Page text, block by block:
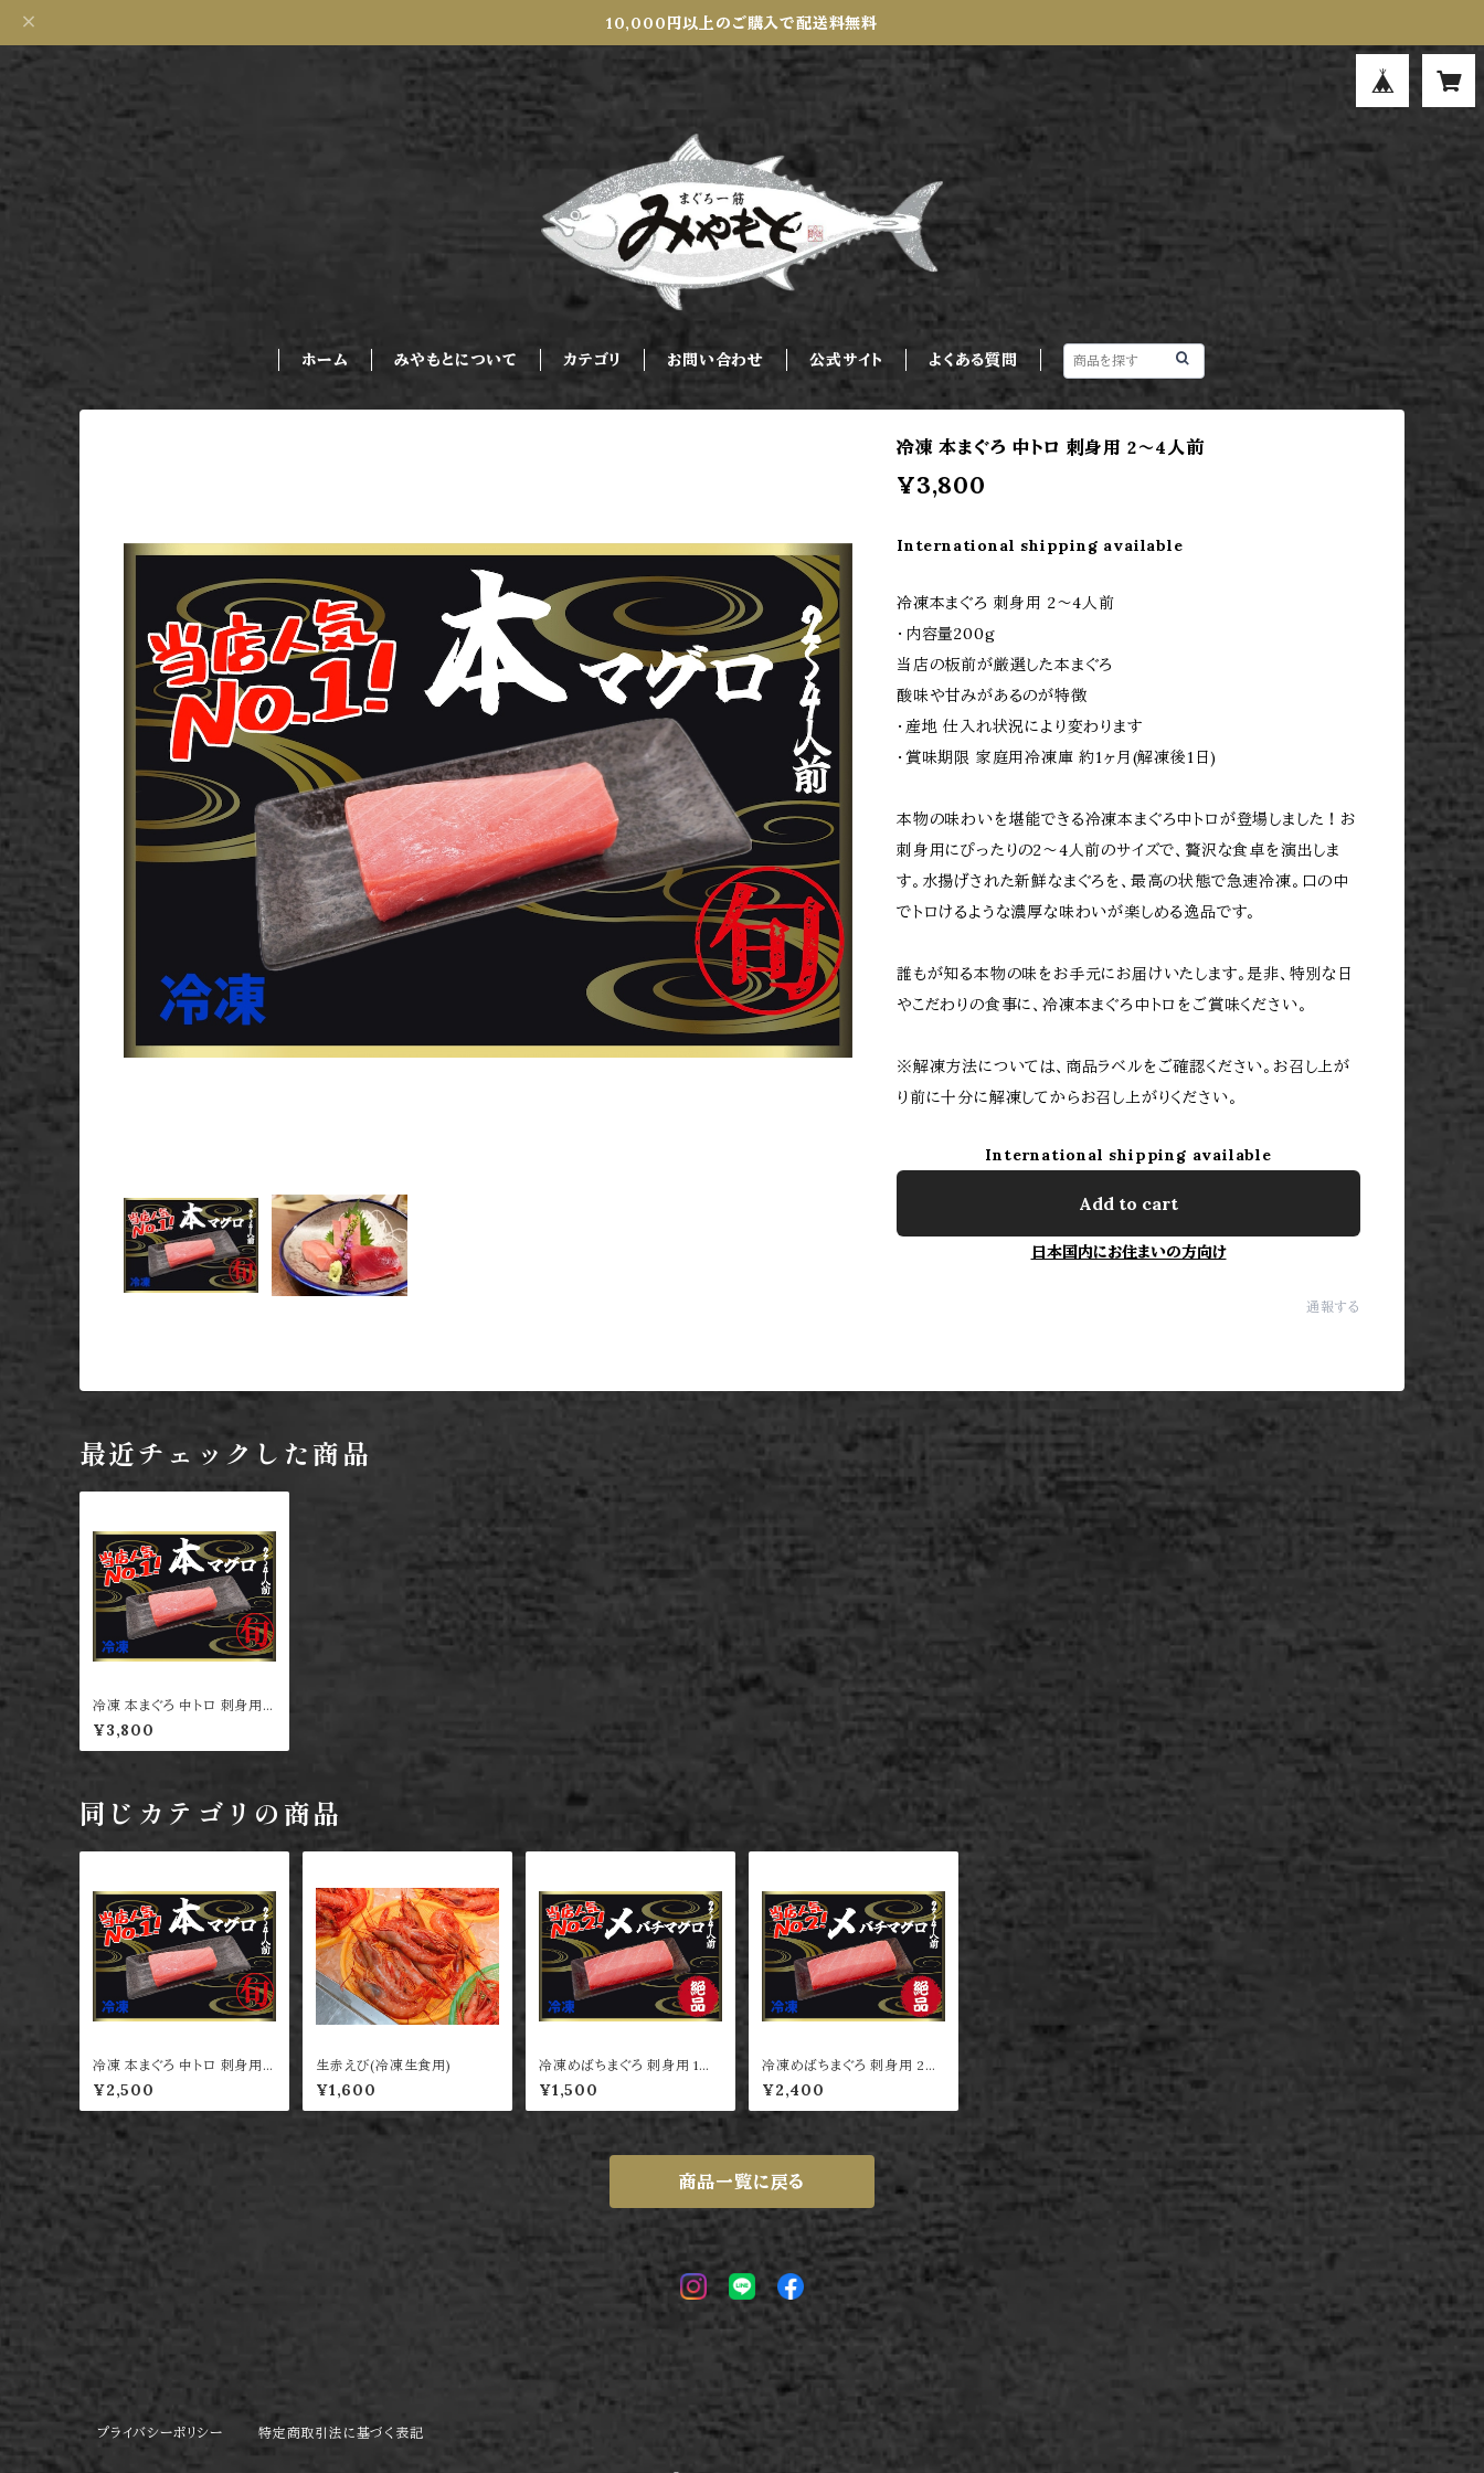
10,000円以上のご購入で配送料無料
ホーム みやもとについて カテゴリ お問い合わせ 公式サイト よくある質問
冷凍 本まぐろ 中トロ 刺身用 2～4人前
¥3,800
International shipping available
冷凍本まぐろ 刺身用 2～4人前
・内容量200g
当店の板前が厳選した本まぐろ
酸味や甘みがあるのが特徴
・産地 仕入れ状況により変わります
・賞味期限 家庭用冷凍庫 約1ヶ月(解凍後1日)
本物の味わいを堪能できる冷凍本まぐろ中トロが登場しました！お
刺身用にぴったりの2〜4人前のサイズで、贅沢な食卓を演出しま
す。水揚げされた新鮮なまぐろを、最高の状態で急速冷凍。口の中
でトロけるような濃厚な味わいが楽しめる逸品です。
誰もが知る本物の味をお手元にお届けいたします。是非、特別な日
やこだわりの食事に、冷凍本まぐろ中トロをご賞味ください。
※解凍方法については、商品ラベルをご確認ください。お召し上が
り前に十分に解凍してからお召し上がりください。
International shipping available
Add to cart
日本国内にお住まいの方向け
通報する
最近チェックした商品
冷凍 本まぐろ 中トロ 刺身用 2
～4人前
¥3,800
同じカテゴリの商品
冷凍 本まぐろ 中トロ 刺身用 1
～2人前
¥2,500
生赤えび(冷凍生食用)
¥1,600
冷凍めばちまぐろ 刺身用 1～2
人前
¥1,500
冷凍めばちまぐろ 刺身用 2～
4人前
¥2,400
商品一覧に戻る
プライバシーポリシー 特定商取引法に基づく表記